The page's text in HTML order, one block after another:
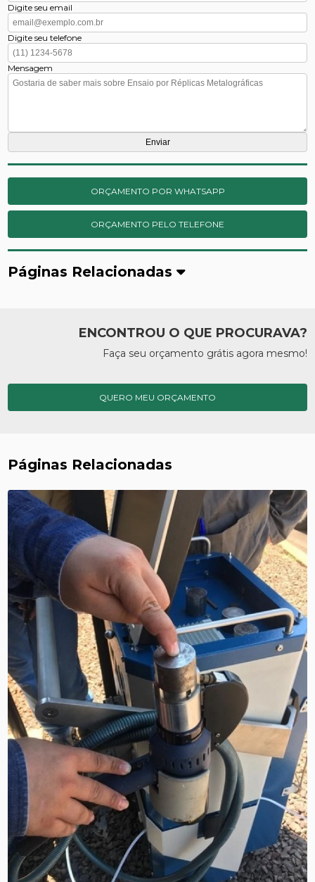
Digite seu email
Digite seu telefone
Mensagem
ORÇAMENTO POR WHATSAPP
ORÇAMENTO PELO TELEFONE
Páginas Relacionadas
ENCONTROU O QUE PROCURAVA?
Faça seu orçamento grátis agora mesmo!
QUERO MEU ORÇAMENTO
Páginas Relacionadas